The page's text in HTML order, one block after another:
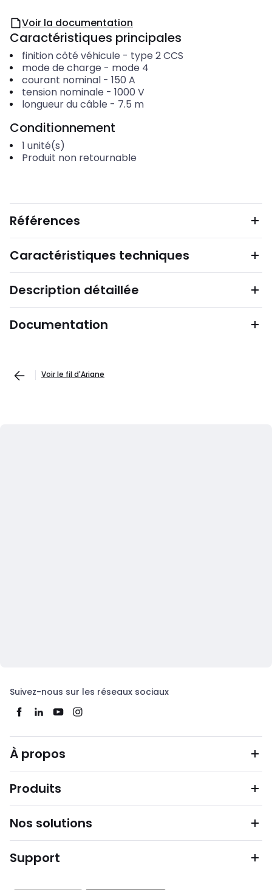
Voir la documentation
Caractéristiques principales
finition côté véhicule - type 2 CCS
mode de charge - mode 4
courant nominal- 150 A
tension nominale - 1000 V
longueur du câble - 7.5 m
Conditionnement
1 unité(s)
Produit non retournable
Références
Caractéristiques techniques
Description détaillée
Documentation
Voir le fil d'Ariane
Suivez-nous sur les réseaux sociaux
À propos
Produits
Nos solutions
Support